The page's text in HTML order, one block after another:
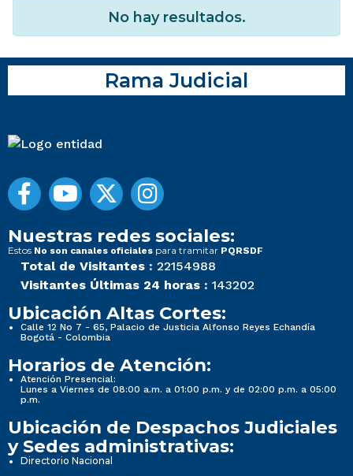
No hay resultados.
Rama Judicial
Nuestras redes sociales:
Estos No son canales oficiales para tramitar PQRSDF
Total de Visitantes : 22154988
Visitantes Últimas 24 horas : 143202
Ubicación Altas Cortes:
Calle 12 No 7 - 65, Palacio de Justicia Alfonso Reyes Echandía
Bogotá - Colombia
Horarios de Atención:
Atención Presencial:
Lunes a Viernes de 08:00 a.m. a 01:00 p.m. y de 02:00 p.m. a 05:00
p.m.
Ubicación de Despachos Judiciales
y Sedes administrativas:
Directorio Nacional